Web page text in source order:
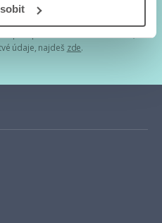
Přečti si
údaje, najdeš zde.